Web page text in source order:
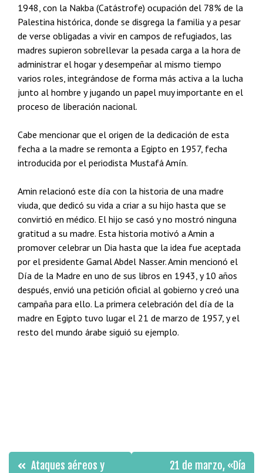
1948, con la Nakba (Catástrofe) ocupación del 78% de la
Palestina histórica, donde se disgrega la familia y a pesar
de verse obligadas a vivir en campos de refugiados, las
madres supieron sobrellevar la pesada carga a la hora de
administrar el hogar y desempeñar al mismo tiempo
varios roles, integrándose de forma más activa a la lucha
junto al hombre y jugando un papel muy importante en el
proceso de liberación nacional.
Cabe mencionar que el origen de la dedicación de esta
fecha a la madre se remonta a Egipto en 1957, fecha
introducida por el periodista Mustafá Amín.
Amin relacionó este día con la historia de una madre
viuda, que dedicó su vida a criar a su hijo hasta que se
convirtió en médico. El hijo se casó y no mostró ninguna
gratitud a su madre. Esta historia motivó a Amin a
promover celebrar un Dia hasta que la idea fue aceptada
por el presidente Gamal Abdel Nasser. Amin mencionó el
Día de la Madre en uno de sus libros en 1943, y 10 años
después, envió una petición oficial al gobierno y creó una
campaña para ello. La primera celebración del día de la
madre en Egipto tuvo lugar el 21 de marzo de 1957, y el
resto del mundo árabe siguió su ejemplo.
Navegación
Ataques aéreos y
21 de marzo, «Día